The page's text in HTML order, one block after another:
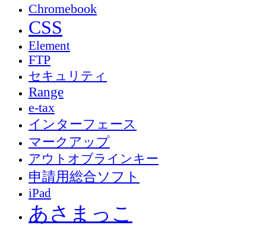
Chromebook
CSS
Element
FTP
セキュリティ
Range
e-tax
インターフェース
マークアップ
アウトオブラインキー
申請用総合ソフト
iPad
あさまっこ